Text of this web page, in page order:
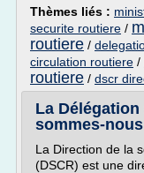
Thèmes liés :
securite routiere /
routiere /
circulation routiere /
routiere / dscr
La
sommes-
La Direction de la
(DSCR) est une